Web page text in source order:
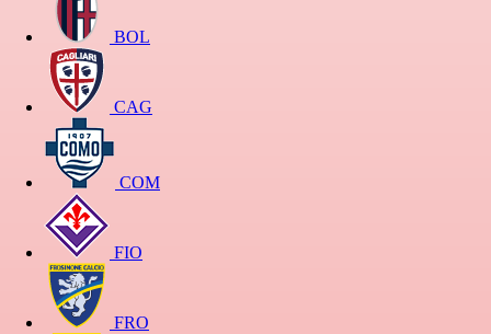
BOL
CAG
COM
FIO
FRO